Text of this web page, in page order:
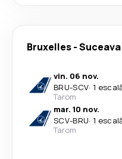
Bruxelles-Suceava
vin. 06 nov.
BRU-SCV· 1
Tarom
mar. 10 nov.
SCV-BRU· 1
Tarom